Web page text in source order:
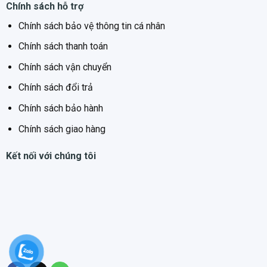
Máy hút mùi áp tường
khiển cảm ứng trực quan, dễ hiểu, phù hợp với đa số người
dùng nhờ thiết kế đơn giản, thao tác thuận tiện. Sử dụng
Chính sách hỗ trợ
Chính sách bảo vệ thông tin cá nhân
Chính sách thanh toán
Chính sách vận chuyển
Chính sách đổi trả
Chính sách bảo hành
Chính sách giao hàng
Kết nối với chúng tôi